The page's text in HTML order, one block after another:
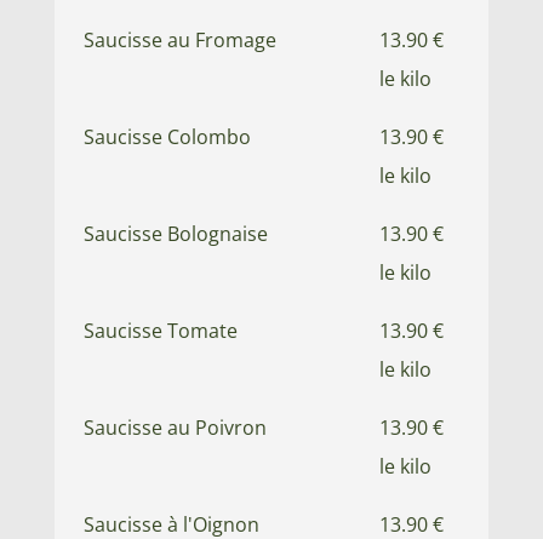
Saucisse au Fromage
13.90 €
le kilo
Saucisse Colombo
13.90 €
le kilo
Saucisse Bolognaise
13.90 €
le kilo
Saucisse Tomate
13.90 €
le kilo
Saucisse au Poivron
13.90 €
le kilo
Saucisse à l'Oignon
13.90 €